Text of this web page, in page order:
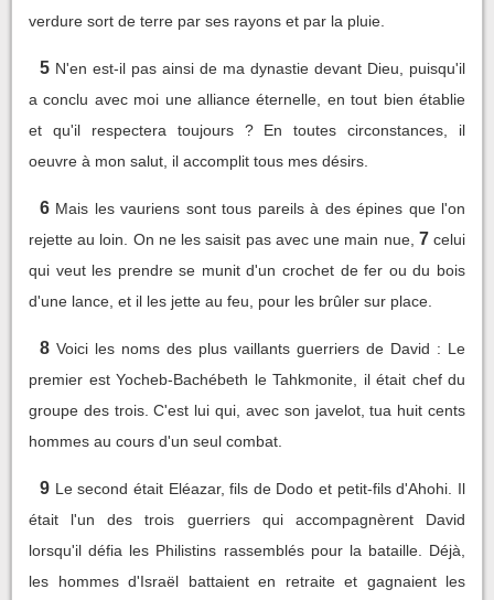
verdure sort de terre par ses rayons et par la pluie.
5 N'en est-il pas ainsi de ma dynastie devant Dieu, puisqu'il
a conclu avec moi une alliance éternelle, en tout bien établie
et qu'il respectera toujours ? En toutes circonstances, il
oeuvre à mon salut, il accomplit tous mes désirs.
6 Mais les vauriens sont tous pareils à des épines que l'on
rejette au loin. On ne les saisit pas avec une main nue, 7 celui
qui veut les prendre se munit d'un crochet de fer ou du bois
d'une lance, et il les jette au feu, pour les brûler sur place.
8 Voici les noms des plus vaillants guerriers de David : Le
premier est Yocheb-Bachébeth le Tahkmonite, il était chef du
groupe des trois. C'est lui qui, avec son javelot, tua huit cents
hommes au cours d'un seul combat.
9 Le second était Eléazar, fils de Dodo et petit-fils d'Ahohi. Il
était l'un des trois guerriers qui accompagnèrent David
lorsqu'il défia les Philistins rassemblés pour la bataille. Déjà,
les hommes d'Israël battaient en retraite et gagnaient les